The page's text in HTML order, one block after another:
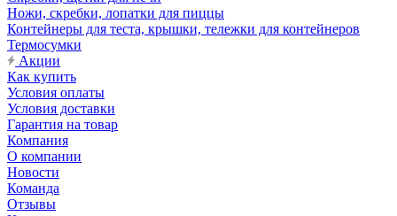
Ножи, скребки, лопатки для пиццы
Контейнеры для теста, крышки, тележки для контейнеров
Термосумки
Акции
Как купить
Условия оплаты
Условия доставки
Гарантия на товар
Компания
О компании
Новости
Команда
Отзывы